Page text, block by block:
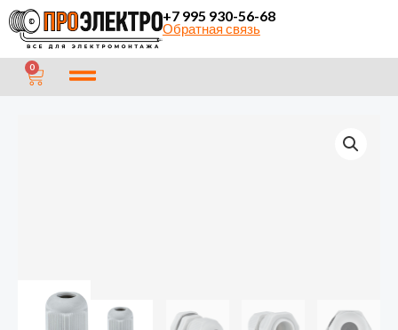
Перейти
содержимому
+7 995 930-56-68
Обратная связь
0 CART